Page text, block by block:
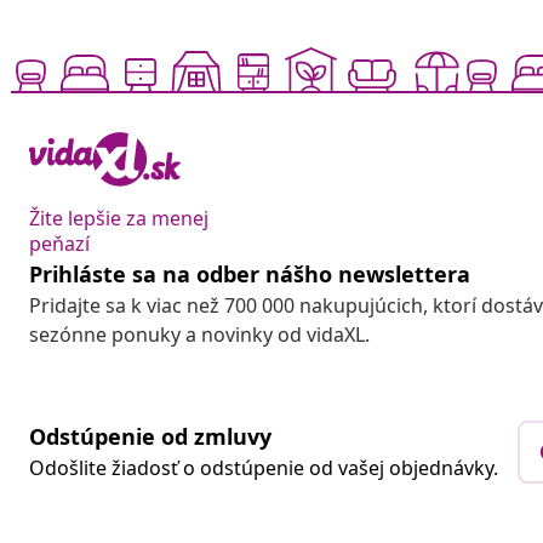
Žite lepšie za menej
peňazí
Prihláste sa na odber nášho newslettera
Pridajte sa k viac než 700 000 nakupujúcich, ktorí
sezónne ponuky a novinky od vidaXL.
Odstúpenie od zmluvy
Odošlite žiadosť o odstúpenie od vašej objednávky.